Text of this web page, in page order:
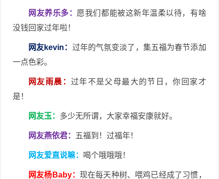
网友养乐多： 愿我们都能被这新年温柔以待，有啥
没钱回家过年啦！
网友kevin： 过年的气氛变淡了，集五福为春节添加
一点色彩。
网友雨晨： 过年不是父母最大的节日，你回家才
是！
网友玉： 多少无所谓，大家幸福安康就好。
网友燕依君： 五福到！过福年！
网友爱直说嘛： 喝个哦哦哦！
网友杨Baby： 现在每天种树、喂鸡已经成了习惯，